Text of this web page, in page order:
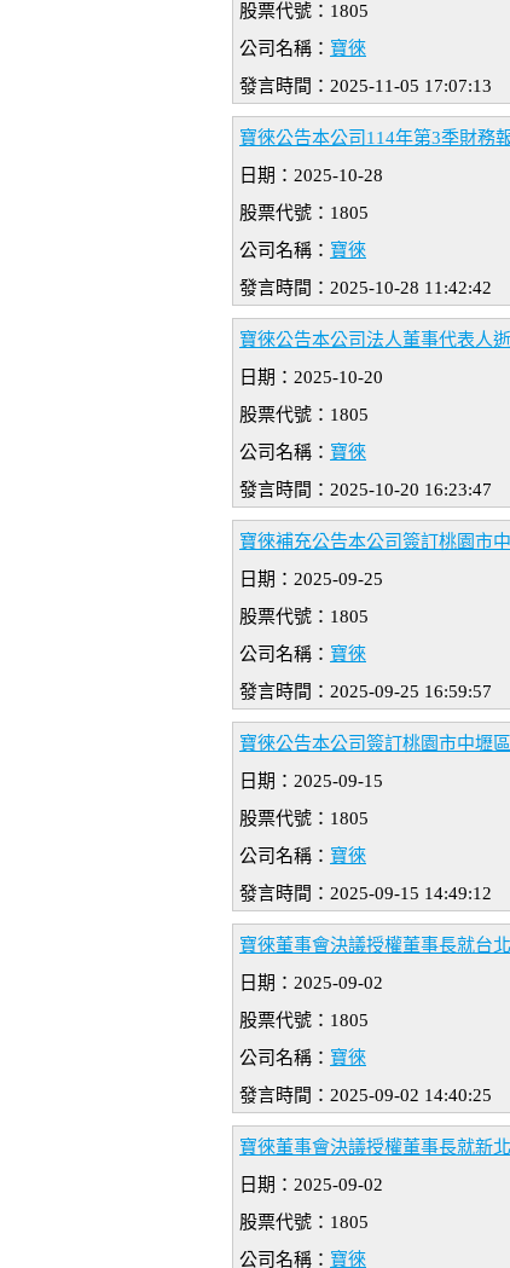
股票代號：1805
公司名稱： 寶徠
發言時間：2025-11-05 17:07:13
寶徠公告本公司114年第3季財務
日期：2025-10-28
股票代號：1805
公司名稱： 寶徠
發言時間：2025-10-28 11:42:42
寶徠公告本公司法人董事代表人逝
日期：2025-10-20
股票代號：1805
公司名稱： 寶徠
發言時間：2025-10-20 16:23:47
寶徠補充公告本公司簽訂桃園市
日期：2025-09-25
股票代號：1805
公司名稱： 寶徠
發言時間：2025-09-25 16:59:57
寶徠公告本公司簽訂桃園市中壢
日期：2025-09-15
股票代號：1805
公司名稱： 寶徠
發言時間：2025-09-15 14:49:12
寶徠董事會決議授權董事長就台
日期：2025-09-02
股票代號：1805
公司名稱： 寶徠
發言時間：2025-09-02 14:40:25
寶徠董事會決議授權董事長就新
日期：2025-09-02
股票代號：1805
公司名稱： 寶徠